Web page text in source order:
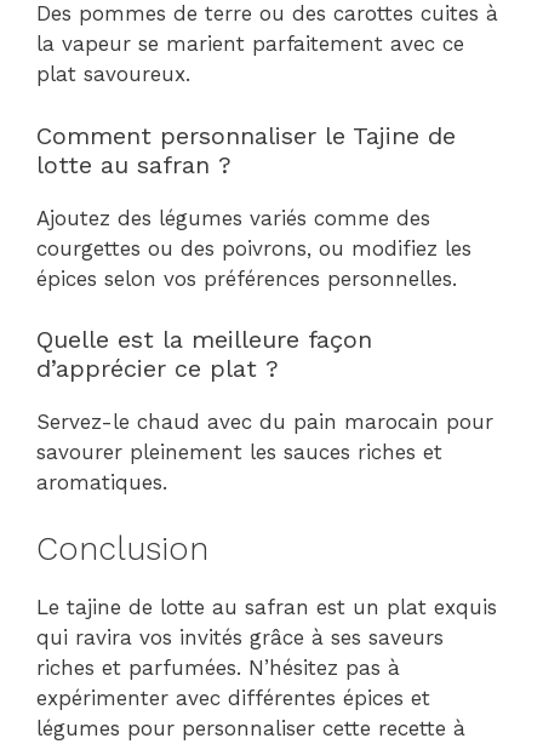
Des pommes de terre ou des carottes cuites à
la vapeur se marient parfaitement avec ce
plat savoureux.
Comment personnaliser le Tajine de
lotte au safran ?
Ajoutez des légumes variés comme des
courgettes ou des poivrons, ou modifiez les
épices selon vos préférences personnelles.
Quelle est la meilleure façon
d’apprécier ce plat ?
Servez-le chaud avec du pain marocain pour
savourer pleinement les sauces riches et
aromatiques.
Conclusion
Le tajine de lotte au safran est un plat exquis
qui ravira vos invités grâce à ses saveurs
riches et parfumées. N’hésitez pas à
expérimenter avec différentes épices et
légumes pour personnaliser cette recette à